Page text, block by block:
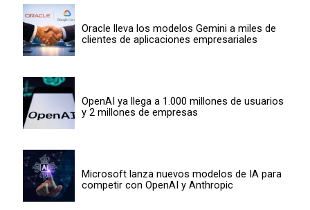
Oracle lleva los modelos Gemini a miles de
clientes de aplicaciones empresariales
OpenAI ya llega a 1.000 millones de usuarios
y 2 millones de empresas
Microsoft lanza nuevos modelos de IA para
competir con OpenAI y Anthropic